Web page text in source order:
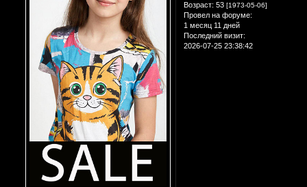
Возраст: 53 [1973-05-06]
Провел на форуме:
1 месяц 11 дней
Последний визит:
2026-07-25 23:38:42